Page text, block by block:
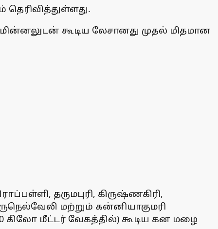
கூடிய லேசானது முதல் மிதமான
தருமபுரி, கிருஷ்ணகிரி,
மற்றும் கன்னியாகுமரி
கிலோ மீட்டர் வேகத்தில்) கூடிய கன மழை